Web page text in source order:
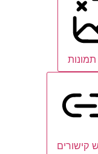
קישורים